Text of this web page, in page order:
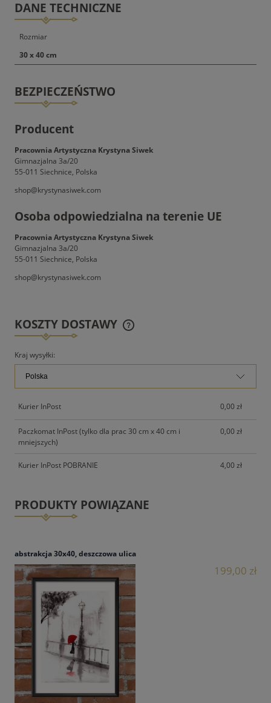
DANE TECHNICZNE
Rozmiar
30 x 40 cm
BEZPIECZEŃSTWO
Producent
Pracownia Artystyczna Krystyna Siwek
Gimnazjalna 3a/20
55-011 Siechnice, Polska
shop@krystynasiwek.com
Osoba odpowiedzialna na terenie UE
Pracownia Artystyczna Krystyna Siwek
Gimnazjalna 3a/20
55-011 Siechnice, Polska
shop@krystynasiwek.com
KOSZTY DOSTAWY
CENA NIE ZAWIERA EWENTUALNYCH KOSZTÓW
PŁATNOŚCI
Kraj wysyłki:
Kurier InPost 0,00 zł
Paczkomat InPost (tylko dla prac 30 cm x 40 cm i
mniejszych)
0,00 zł
Kurier InPost POBRANIE 4,00 zł
PRODUKTY POWIĄZANE
abstrakcja 30x40, deszczowa ulica
199,00 zł